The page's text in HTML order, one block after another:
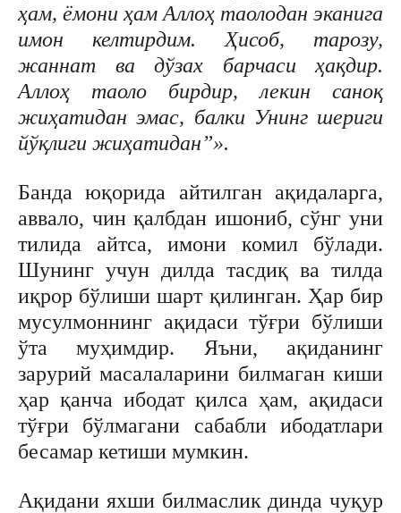
ҳам, ёмони ҳам Аллоҳ таолодан эканига
имон келтирдим. Ҳисоб, тарозу,
жаннат ва дўзах барчаси ҳақдир.
Аллоҳ таоло бирдир, лекин саноқ
жиҳатидан эмас, балки Унинг шериги
йўқлиги жиҳатидан”».
Банда юқорида айтилган ақидаларга,
аввало, чин қалбдан ишониб, сўнг уни
тилида айтса, имони комил бўлади.
Шунинг учун дилда тасдиқ ва тилда
иқрор бўлиши шарт қилинган. Ҳар бир
мусулмоннинг ақидаси тўғри бўлиши
ўта муҳимдир. Яъни, ақиданинг
зарурий масалаларини билмаган киши
ҳар қанча ибодат қилса ҳам, ақидаси
тўғри бўлмагани сабабли ибодатлари
бесамар кетиши мумкин.
Ақидани яхши билмаслик динда чуқур